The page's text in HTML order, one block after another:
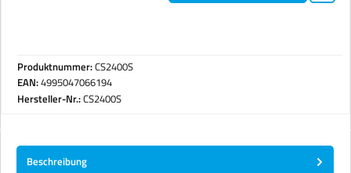
Produktnummer:CS2400S
EAN:4995047066194
Hersteller-Nr.:CS2400S
Beschreibung